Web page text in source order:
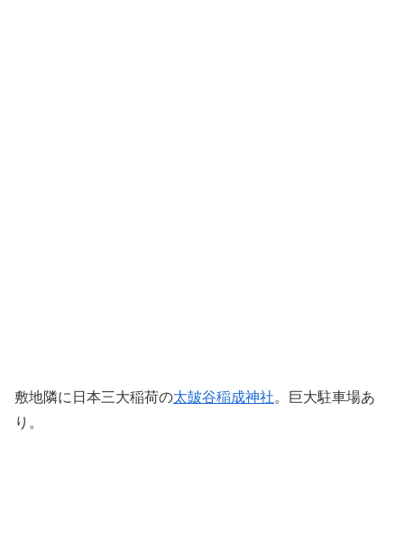
敷地隣に日本三大稲荷の太皷谷稲成神社。巨大駐車場あ
り。